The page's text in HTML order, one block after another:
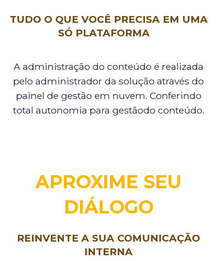
TUDO O QUE VOCÊ PRECISA EM UMA
SÓ PLATAFORMA
A administração do conteúdo é realizada
pelo administrador da solução através do
painel de gestão em nuvem. Conferindo
total autonomia para gestãodo conteúdo.
APROXIME SEU
DIÁLOGO
REINVENTE A SUA COMUNICAÇÃO
INTERNA